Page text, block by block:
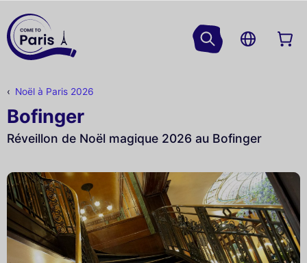
Noël à Paris 2026
Bofinger
Réveillon de Noël magique 2026 au Bofinger